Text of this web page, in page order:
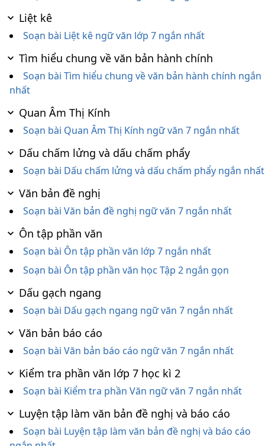
Liệt kê
Soạn bài Liệt kê ngữ văn lớp 7 ngắn nhất
Tìm hiểu chung về văn bản hành chính
Soạn bài Tìm hiểu chung về văn bản hành chính ngắn
nhất
Quan Âm Thị Kính
Soạn bài Quan Âm Thị Kính ngữ văn 7 ngắn nhất
Dấu chấm lửng và dấu chấm phẩy
Soạn bài Dấu chấm lửng và dấu chấm phẩy ngắn nhất
Văn bản đề nghị
Soạn bài Văn bản đề nghị ngữ văn 7 ngắn nhất
Ôn tập phần văn
Soạn bài Ôn tập phần văn lớp 7 ngắn nhất
Soạn bài Ôn tập phần văn học Tập 2 ngắn gọn
Dấu gạch ngang
Soạn bài Dấu gạch ngang ngữ văn 7 ngắn nhất
Văn bản báo cáo
Soạn bài Văn bản báo cáo ngữ văn 7 ngắn nhất
Kiểm tra phần văn lớp 7 học kì 2
Soạn bài Kiểm tra phần Văn ngữ văn 7 ngắn nhất
Luyện tập làm văn bản đề nghị và báo cáo
Soạn bài Luyện tập làm văn bản đề nghị và báo cáo